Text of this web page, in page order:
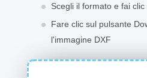
Scegli il formato e fai
Fare clic sul pulsante
l'immagine DXF